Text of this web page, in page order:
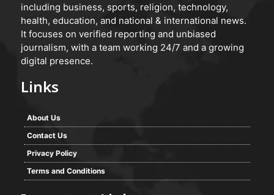
including business, sports, religion, technology,
health, education, and national & international news.
It focuses on verified reporting and unbiased
journalism, with a team working 24/7 and a growing
digital presence.
Links
About Us
Contact Us
Privacy Policy
Terms and Conditions